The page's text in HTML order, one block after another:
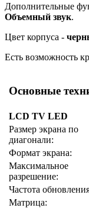
Дополнительные
Объемный звук.
Цвет корпуса -
Есть возможность
Основные
LCD TV LED
Размер экрана по
диагонали:
Формат экрана:
Максимальное
разрешение:
Частота
Матрица: